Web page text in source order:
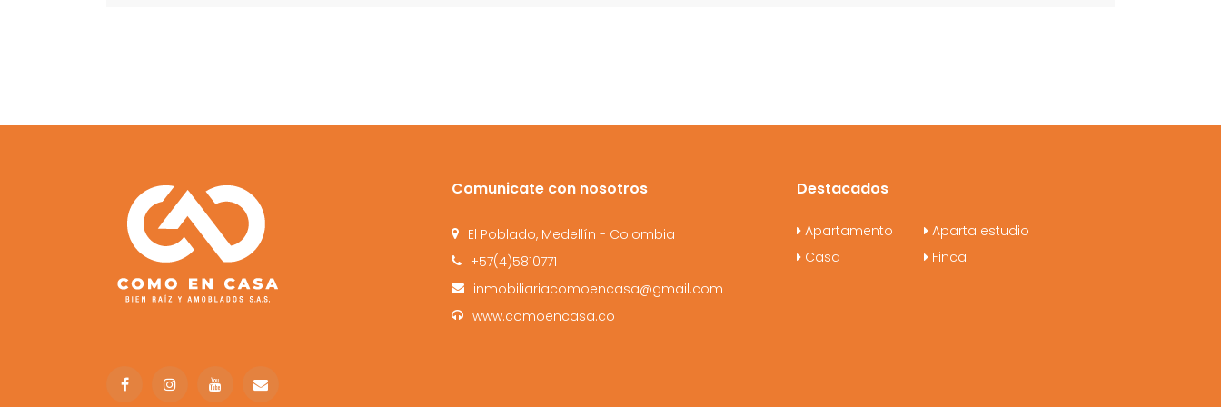
Comunicate con nosotros
El Poblado, Medellín - Colombia
+57(4)5810771
inmobiliariacomoencasa@gmail.com
www.comoencasa.co
Destacados
Apartamento
Aparta estudio
Casa
Finca